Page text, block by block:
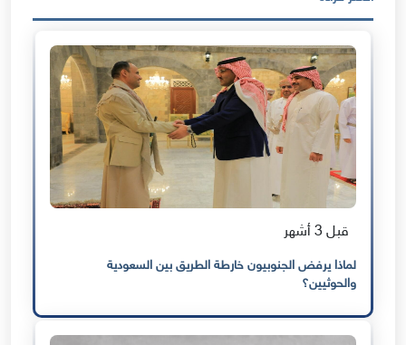
قبل 3 أشهر
لماذا يرفض الجنوبيون خارطة الطريق بين السعودية
والحوثيين؟